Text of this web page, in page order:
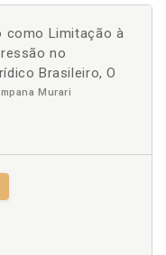
como Limitação à
no
Brasileiro, O
Murari